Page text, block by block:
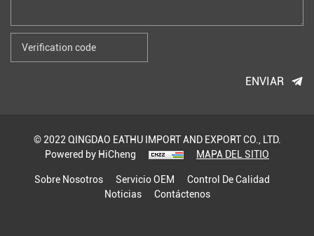
ENVIAR
© 2022 QINGDAO EATHU IMPORT AND EXPORT CO., LTD.
Powered by HiCheng
MAPA DEL SITIO
Sobre Nosotros
Servicio OEM
Control De Calidad
Noticias
Contáctenos